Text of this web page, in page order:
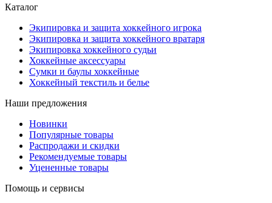
Каталог
Экипировка и защита хоккейного игрока
Экипировка и защита хоккейного вратаря
Экипировка хоккейного судьи
Хоккейные аксессуары
Сумки и баулы хоккейные
Хоккейный текстиль и белье
Наши предложения
Новинки
Популярные товары
Распродажи и скидки
Рекомендуемые товары
Уцененные товары
Помощь и сервисы